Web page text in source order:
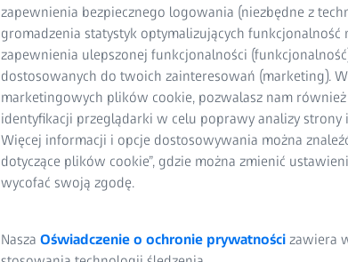
zapewnienia bezpiecznego logowania (niezbędne z
gromadzenia statystyk optymalizujących funkcjonalność
zapewnienia ulepszonej funkcjonalności
dostosowanych do twoich zainteresowań (marketing).
marketingowych plików cookie, pozwalasz nam
identyfikacji przeglądarki w celu poprawy analizy
Więcej informacji i opcje dostosowywania można
dotyczące plików cookie”, gdzie można zmienić
wycofać swoją zgodę.
Nasza Oświadczenie o ochronie prywatności zawiera